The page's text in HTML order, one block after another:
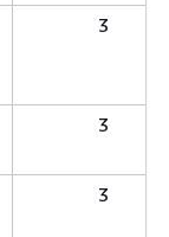
3
3
3